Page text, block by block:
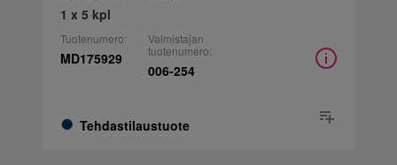
1 x 5 kpl
Tuotenumero:
MD175929
Tehdastilaustuote
Valmistajan
tuotenumero:
006-254